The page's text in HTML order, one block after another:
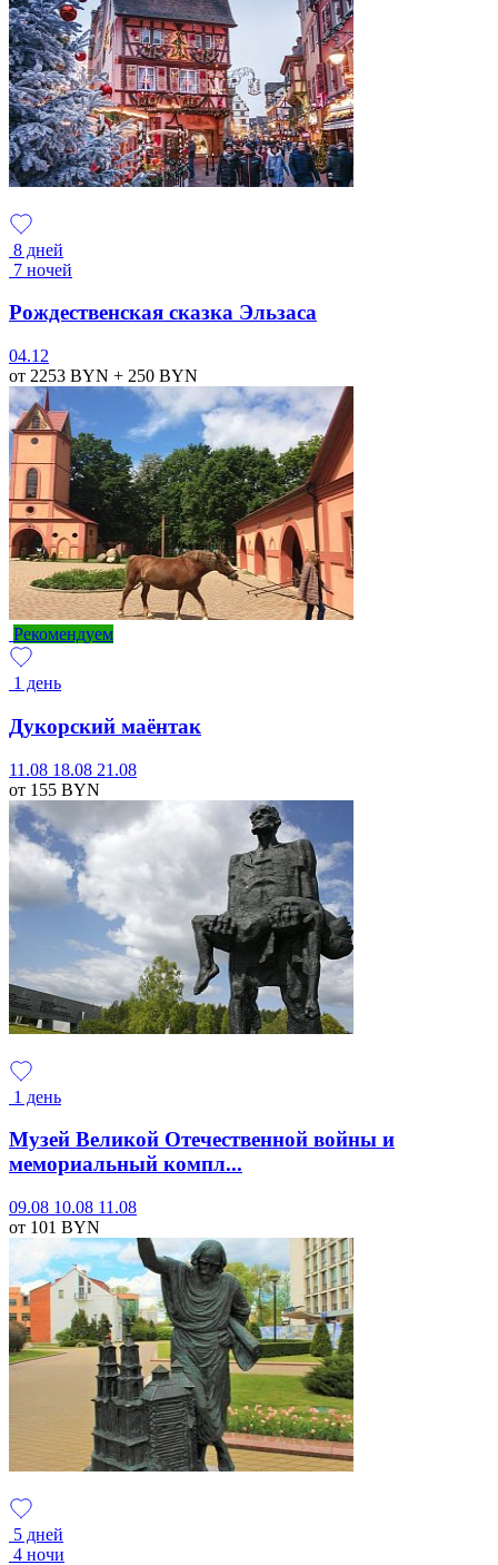
8 дней
7 ночей
Рождественская сказка Эльзаса
04.12
от 2253 BYN + 250 BYN
Рекомендуем
1 день
Дукорский маёнтак
11.08 18.08 21.08
от 155 BYN
1 день
Музей Великой Отечественной войны и
мемориальный компл...
09.08 10.08 11.08
от 101 BYN
5 дней
4 ночи